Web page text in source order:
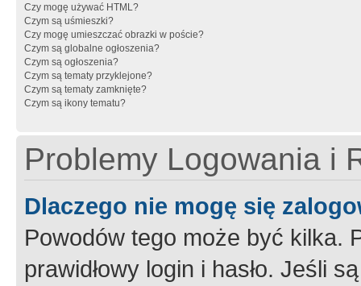
Czy mogę używać HTML?
Czym są uśmieszki?
Czy mogę umieszczać obrazki w poście?
Czym są globalne ogłoszenia?
Czym są ogłoszenia?
Czym są tematy przyklejone?
Czym są tematy zamknięte?
Czym są ikony tematu?
Problemy Logowania i
Dlaczego nie mogę się
Powodów tego może być kilka.
prawidłowy login i hasło. Jeśli